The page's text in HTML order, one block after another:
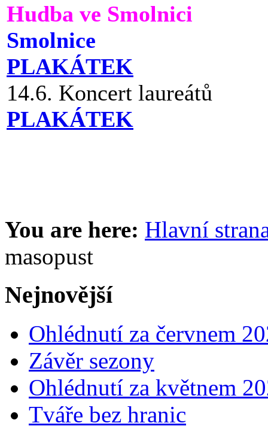
Hudba ve Smolnici
Smolnice
PLAKÁTEK
14.6. Koncert laureátů
PLAKÁTEK
You are here: Hlavní
masopust
Nejnovější
Ohlédnutí za červnem
Závěr sezony
Ohlédnutí za květnem
Tváře bez hranic